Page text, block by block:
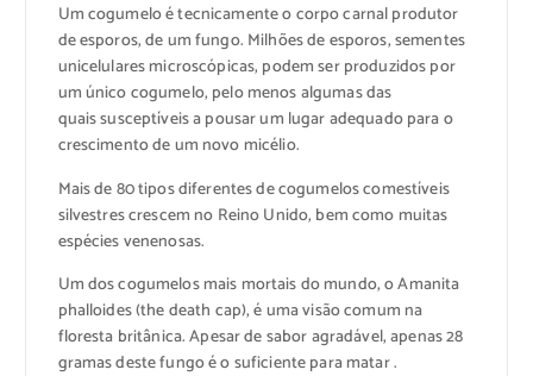
Um cogumelo é tecnicamente o corpo carnal produtor
de esporos, de um fungo. Milhões de esporos, sementes
unicelulares microscópicas, podem ser produzidos por
um único cogumelo, pelo menos algumas das
quais susceptíveis a pousar um lugar adequado para o
crescimento de um novo micélio.
Mais de 80 tipos diferentes de cogumelos comestíveis
silvestres crescem no Reino Unido, bem como muitas
espécies venenosas.
Um dos cogumelos mais mortais do mundo, o Amanita
phalloides (the death cap), é uma visão comum na
floresta britânica. Apesar de sabor agradável, apenas 28
gramas deste fungo é o suficiente para matar .